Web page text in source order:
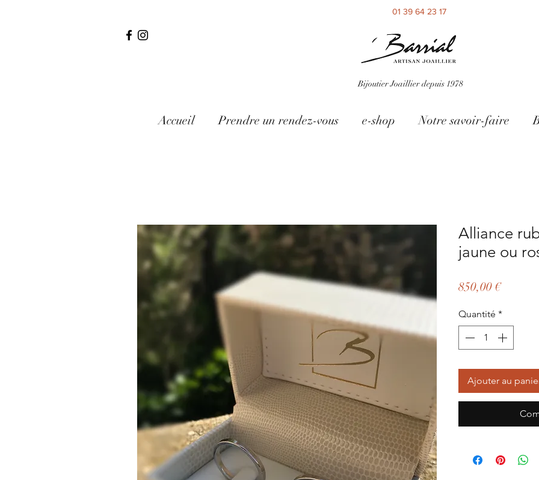
01 39 64 23 17
Bijoutier Joaillier depuis 1978
Accueil Prendre un rendez-vous e-shop Notre savoir-faire
Alliance
jaune ou
850,00 €Prix
Quantité *
Ajouter au